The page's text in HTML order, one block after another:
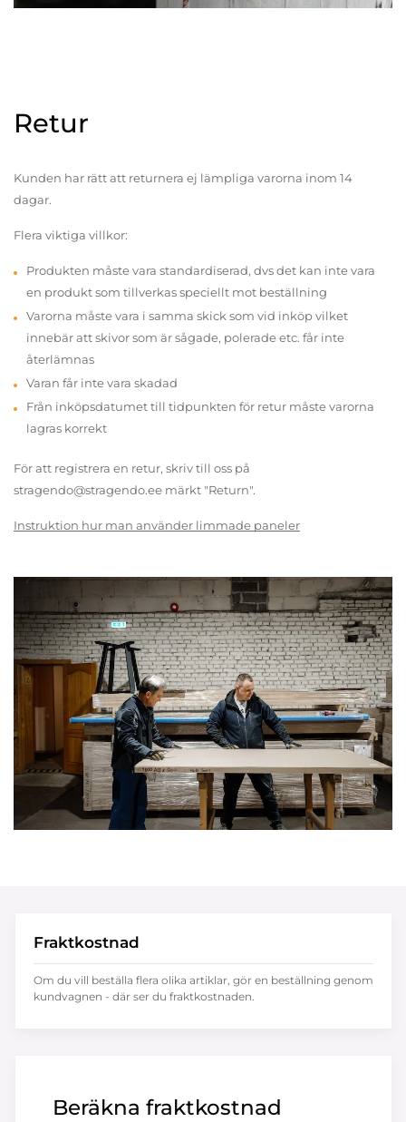
Retur
Kunden har rätt att returnera ej lämpliga varorna inom 14
dagar.
Flera viktiga villkor:
Produkten måste vara standardiserad, dvs det kan inte vara
en produkt som tillverkas speciellt mot beställning
Varorna måste vara i samma skick som vid inköp vilket
innebär att skivor som är sågade, polerade etc. får inte
återlämnas
Varan får inte vara skadad
Från inköpsdatumet till tidpunkten för retur måste varorna
lagras korrekt
För att registrera en retur, skriv till oss på
stragendo@stragendo.ee märkt "Return".
Instruktion hur man använder limmade paneler
Beräkna fraktkostnad
Fraktkostnad
Om du vill beställa flera olika artiklar, gör en beställning genom
kundvagnen - där ser du fraktkostnaden.